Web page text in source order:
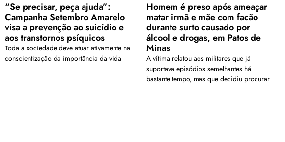
“Se precisar, peça ajuda”:
Campanha Setembro Amarelo
visa a prevenção ao suicídio e
aos transtornos psíquicos
Toda a sociedade deve atuar ativamente na
conscientização da importância da vida
Homem é preso após ameaçar
matar irmã e mãe com facão
durante surto causado por
álcool e drogas, em Patos de
Minas
A vítima relatou aos militares que já
suportava episódios semelhantes há
bastante tempo, mas que decidiu procurar